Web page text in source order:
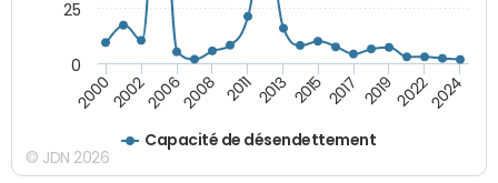
Capacité de désendettement
2000200220062008 2011 2013 2015 2017 201920222024
0
25
© JDN 2026